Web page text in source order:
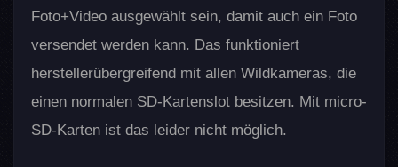
Foto+Video ausgewählt sein, damit auch ein Foto
versendet werden kann. Das funktioniert
herstellerübergreifend mit allen Wildkameras, die
einen normalen SD-Kartenslot besitzen. Mit micro-
SD-Karten ist das leider nicht möglich.